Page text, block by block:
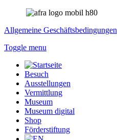
Allgemeine Geschäftsbedingungen
Toggle menu
Besuch
Ausstellungen
Vermittlung
Museum
Museum digital
Shop
Förderstiftung